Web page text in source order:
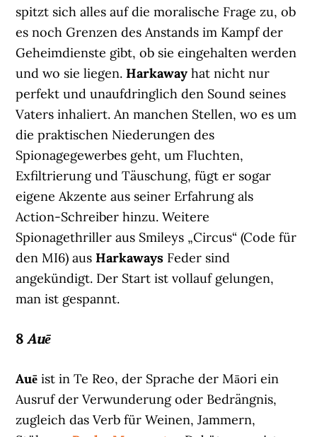
spitzt sich alles auf die moralische Frage zu, ob
es noch Grenzen des Anstands im Kampf der
Geheimdienste gibt, ob sie eingehalten werden
und wo sie liegen.Harkaway hat nicht nur
perfekt und unaufdringlich den Sound seines
Vaters inhaliert. An manchen Stellen, wo es um
die praktischen Niederungen des
Spionagegewerbes geht, um Fluchten,
Exfiltrierung und Täuschung, fügt er sogar
eigene Akzente aus seiner Erfahrung als
Action-Schreiber hinzu. Weitere
Spionagethriller aus Smileys „Circus“ (Code für
den MI6) ausHarkaways Feder sind
angekündigt. Der Start ist vollauf gelungen,
man ist gespannt.
8 Auē
Auēist in Te Reo, der Sprache der Māori ein
Ausruf der Verwunderung oder Bedrängnis,
zugleich das Verb für Weinen, Jammern,